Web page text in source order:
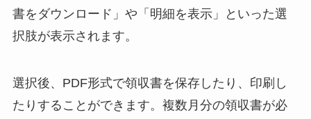
書をダウンロード」や「明細を表示」といった選
択肢が表示されます。
選択後、PDF形式で領収書を保存したり、印刷し
たりすることができます。複数月分の領収書が必